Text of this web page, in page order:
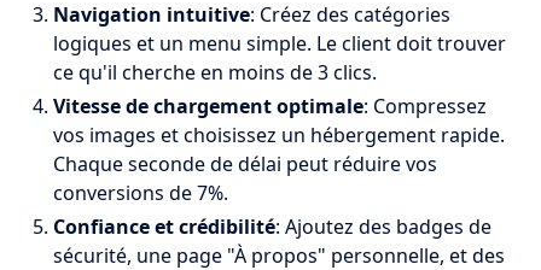
Navigation intuitive: Créez des catégories
logiques et un menu simple. Le client doit trouver
ce qu'il cherche en moins de 3 clics.
Vitesse de chargement optimale: Compressez
vos images et choisissez un hébergement rapide.
Chaque seconde de délai peut réduire vos
conversions de 7%.
Confiance et crédibilité: Ajoutez des badges de
sécurité, une page "À propos" personnelle, et des